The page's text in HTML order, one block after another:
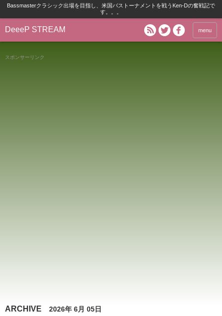
Bassmasterクラシック出場を目指し、米国バストーナメントを戦うKen-Dの奮戦記で
す。。。
DeeeP STREAM menu
スポンサーリンク
ARCHIVE 2026年 6月 05日